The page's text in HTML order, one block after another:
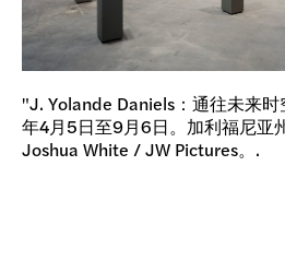
"J. Yolande Daniels：通往未来
年4月5日至9月6日。加利福尼亚
Joshua White / JW Pictures。.